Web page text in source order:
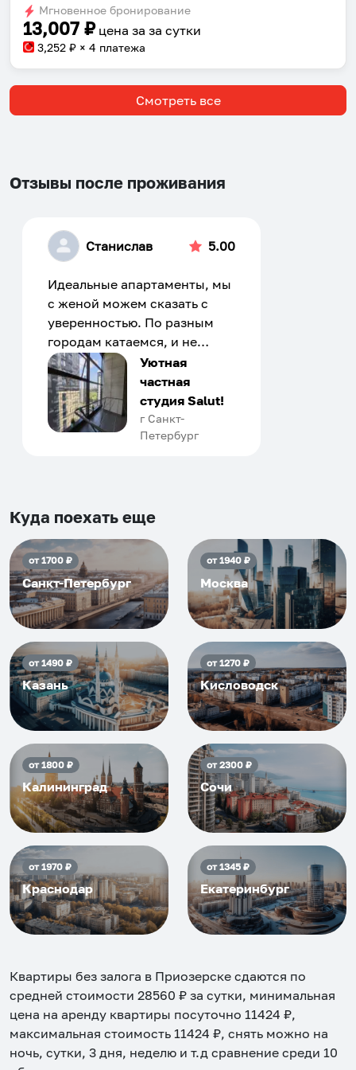
changing
dates.
changing
dates.
Мгновенное бронирование
13,007 ₽ цена за за сутки
3,252 ₽ × 4 платежа
Смотреть все
Отзывы после проживания
Станислав 5.00
Идеальные апартаменты, мы
с женой можем сказать с
уверенностью. По разным
городам катаемся, и не
только в России. Сервис на
отличном уровне. Хозяин
апартаментов доброй души
человек, всегда можно
договориться, подскажет
приезжать еще...
Уютная
частная
студия Salut!
г Санкт-
Петербург
Куда поехать еще
от1700₽
Санкт-Петербург
от1940₽
Москва
от1490₽
Казань
от1270₽
Кисловодск
от1800₽
Калининград
от2300₽
Сочи
от1970₽
Краснодар
от1345₽
Екатеринбург
Квартиры без залога в Приозерске сдаются по
средней стоимости 28560 ₽ за сутки, минимальная
цена на аренду квартиры посуточно 11424 ₽,
максимальная стоимость 11424 ₽, снять можно на
ночь, сутки, 3 дня, неделю и т.д сравнение среди 10